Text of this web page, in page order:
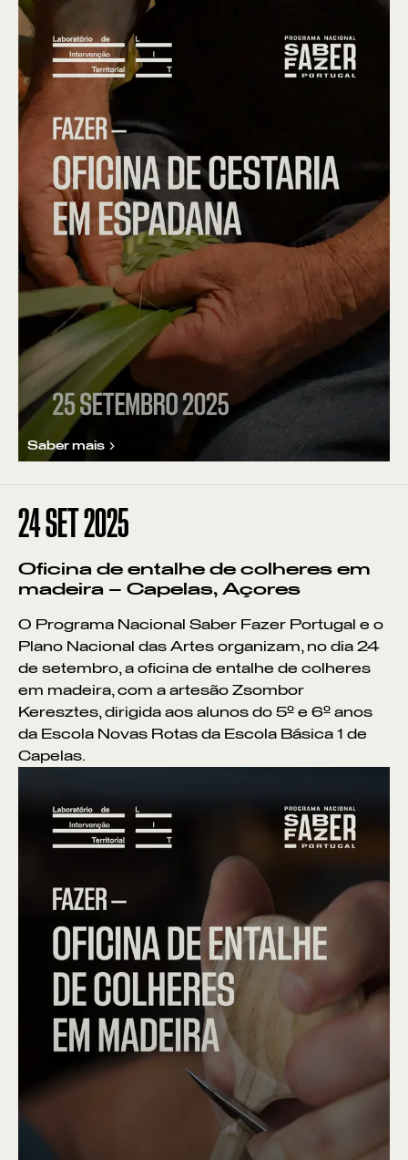
Saber mais
24SET 2025
Oficina de entalhe de colheres em
madeira – Capelas, Açores
O Programa Nacional Saber Fazer Portugal e o
Plano Nacional das Artes organizam, no dia 24
de setembro, a oficina de entalhe de colheres
em madeira, com a artesão Zsombor
Keresztes, dirigida aos alunos do 5º e 6º anos
da Escola Novas Rotas da Escola Básica 1 de
Capelas.